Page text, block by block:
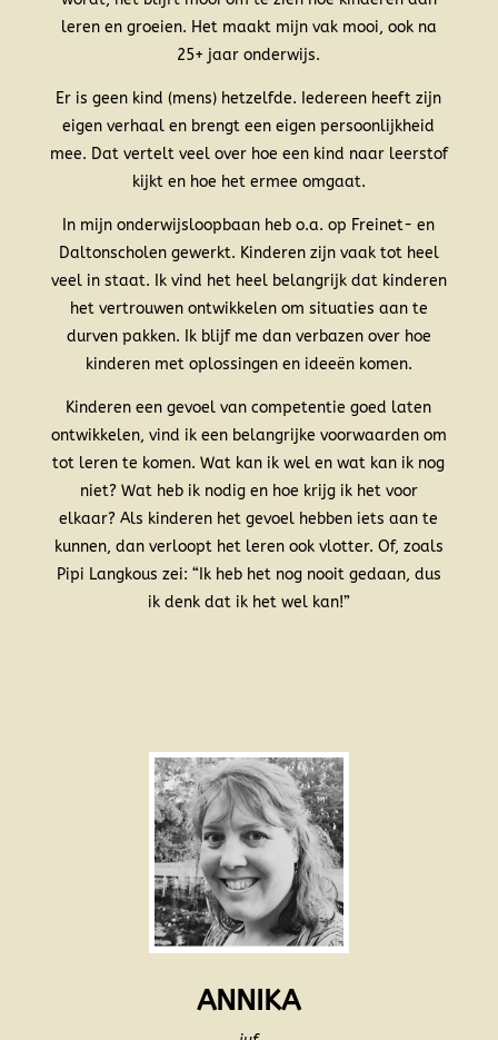
leren en groeien. Het maakt mijn vak mooi, ook na
25+ jaar onderwijs.
Er is geen kind (mens) hetzelfde. Iedereen heeft zijn
eigen verhaal en brengt een eigen persoonlijkheid
mee. Dat vertelt veel over hoe een kind naar leerstof
kijkt en hoe het ermee omgaat.
In mijn onderwijsloopbaan heb o.a. op Freinet- en
Daltonscholen gewerkt. Kinderen zijn vaak tot heel
veel in staat. Ik vind het heel belangrijk dat kinderen
het vertrouwen ontwikkelen om situaties aan te
durven pakken. Ik blijf me dan verbazen over hoe
kinderen met oplossingen en ideeën komen.
Kinderen een gevoel van competentie goed laten
ontwikkelen, vind ik een belangrijke voorwaarden om
tot leren te komen. Wat kan ik wel en wat kan ik nog
niet? Wat heb ik nodig en hoe krijg ik het voor
elkaar? Als kinderen het gevoel hebben iets aan te
kunnen, dan verloopt het leren ook vlotter. Of, zoals
Pipi Langkous zei: “Ik heb het nog nooit gedaan, dus
ik denk dat ik het wel kan!”
ANNIKA